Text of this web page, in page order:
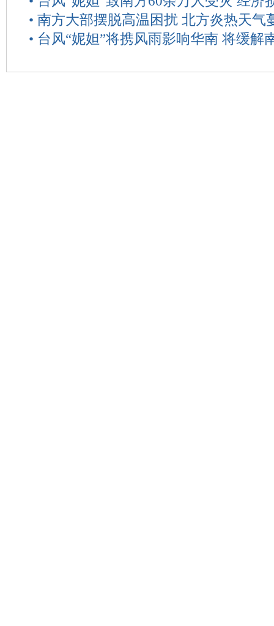
• 南方大部摆脱高温困扰 北方炎热天气
• 台风“妮妲”将携风雨影响华南 将缓解